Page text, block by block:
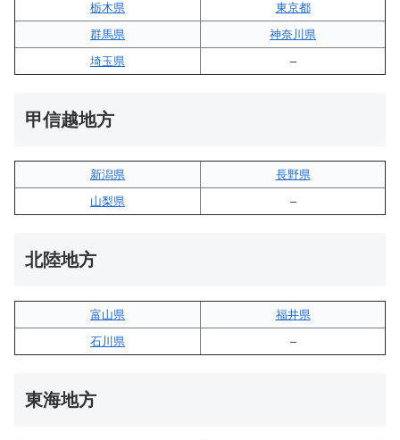
栃木県
東京都
群馬県
神奈川県
埼玉県
–
甲信越地方
新潟県
長野県
山梨県
–
北陸地方
富山県
福井県
石川県
–
東海地方